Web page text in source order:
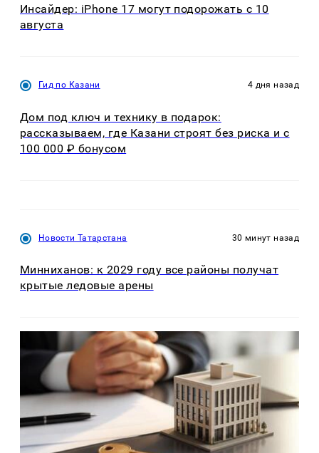
Инсайдер: iPhone 17 могут подорожать с 10
августа
Гид по Казани 4 дня назад
Дом под ключ и технику в подарок:
рассказываем, где Казани строят без риска и с
100 000 ₽ бонусом
Новости Татарстана 30 минут назад
Минниханов: к 2029 году все районы получат
крытые ледовые арены